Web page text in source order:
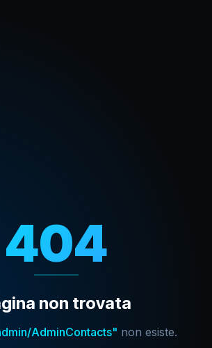
404
non trovata
AdminContacts" non esiste.